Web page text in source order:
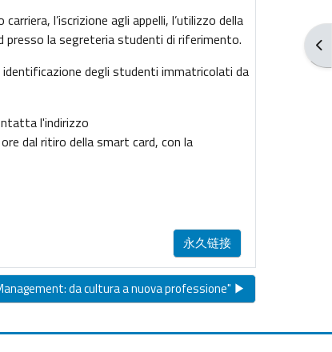
打
l’iscrizione agli appelli, l’utilizzo della
presso la segreteria studenti di riferimento.
degli studenti immatricolati da
l'indirizzo
dal ritiro della smart card, con la
永久链接
da cultura a nuova professione" ▶︎